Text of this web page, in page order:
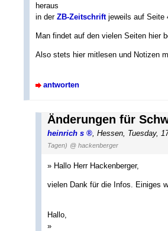
heraus
in der ZB-Zeitschriftjeweils auf Seite
Man findet auf den vielen Seiten hier
Also stets hier mitlesen und Notizen
antworten
Änderungen für
heinrich s Hessen Tuesday,
Tagen) @ hackenberger
» Hallo Herr Hackenberger,
vielen Dank für die Infos. Einiges
Hallo,
»